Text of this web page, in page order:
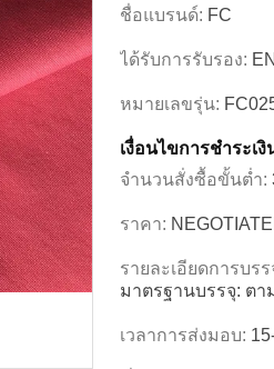
ชื่อแบรนด์: FC
ได้รับการรับรอง:
หมายเลขรุ่น:
เงื่อนไขการชำระเ
จำนวนสั่งซื้อขั้นต่ำ:
ราคา:
รายละเอียดการบรร
มาตรฐานบรรจุ: ต
เวลาการส่งมอบ: